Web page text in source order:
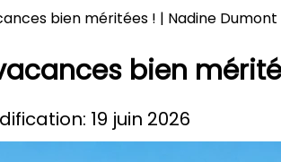
bien méritées ! | Nadine Dumont
bien
19 juin 2026